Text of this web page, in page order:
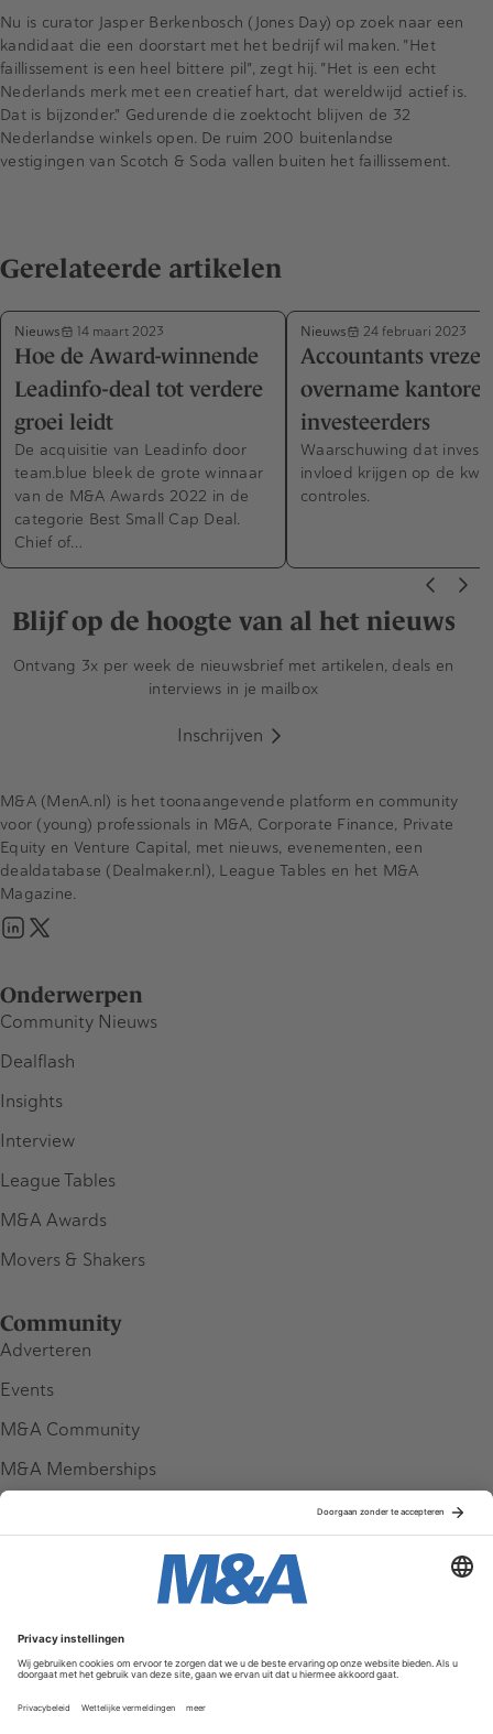
Nu is curator Jasper Berkenbosch (Jones Day) op zoek naar een
kandidaat die een doorstart met het bedrijf wil maken. "Het
faillissement is een heel bittere pil", zegt hij. "Het is een echt
Nederlands merk met een creatief hart, dat wereldwijd actief is.
Dat is bijzonder." Gedurende die zoektocht blijven de 32
Nederlandse winkels open. De ruim 200 buitenlandse
vestigingen van Scotch & Soda vallen buiten het faillissement.
Gerelateerde artikelen
Nieuws 14 maart 2023
Hoe de Award-winnende
Leadinfo-deal tot verdere
groei leidt
De acquisitie van Leadinfo door
team.blue bleek de grote winnaar
van de M&A Awards 2022 in de
categorie Best Small Cap Deal.
Chief of…
Nieuws 24 februari 2023
Accountants vrezen
overname
investeerders
Waarschuwing dat
invloed krijgen op de
controles.
Blijf op de hoogte van al het nieuws
Ontvang 3x per week de nieuwsbrief met artikelen, deals en
interviews in je mailbox
Inschrijven
Onderwerpen
Community Nieuws
Dealflash
Insights
Interview
League Tables
M&A Awards
Movers & Shakers
Community
Adverteren
Events
M&A Community
M&A Memberships
Service & Contact
Contact
FAQ
M&A (MenA.nl) is het toonaangevende platform en community
voor (young) professionals in M&A, Corporate Finance, Private
Equity en Venture Capital, met nieuws, evenementen, een
dealdatabase (Dealmaker.nl), League Tables en het M&A
Magazine.